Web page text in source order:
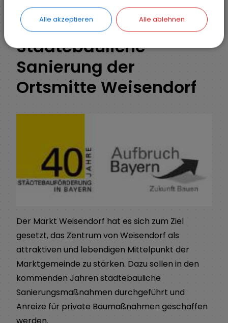
Städtebauliche
Sanierung der
Ortsmitte Weisendorf
Der Markt Weisendorf hat es sich zum Ziel
gesetzt, das Zentrum von Weisendorf als
attraktiven und lebendigen Mittelpunkt der
Marktgemeinde zu stärken. Dazu sollen in den
kommenden Jahren städtebauliche
Sanierungsmaßnahmen durchgeführt und
Anreize für private Baumaßnahmen geschaffen
Alle akzeptieren Alle ablehnen